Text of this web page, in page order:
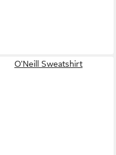
O'Neill Sweatshirt